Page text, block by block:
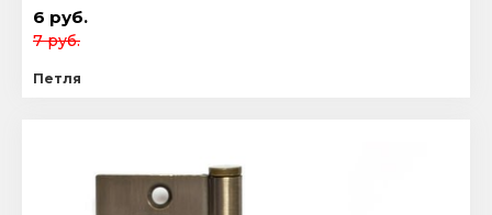
6 руб.
7 руб.
Петля